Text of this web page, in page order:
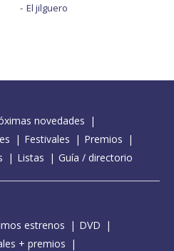
El jilguero
novedades
Festivales
Premios
Listas Guía / directorio
estrenos
DVD
+ premios